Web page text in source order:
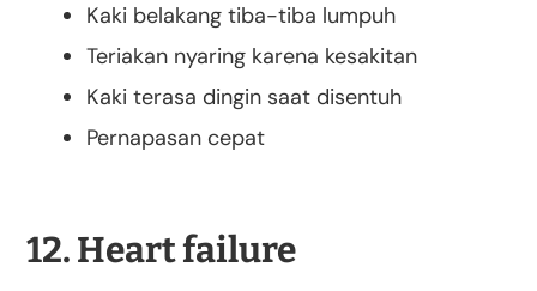
Kaki belakang tiba-tiba lumpuh
Teriakan nyaring karena kesakitan
Kaki terasa dingin saat disentuh
Pernapasan cepat
12. Heart failure